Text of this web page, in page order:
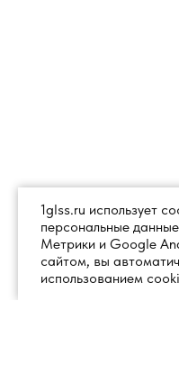
1glss.ru использует
персональные
Метрики и Google
сайтом, вы
использованием